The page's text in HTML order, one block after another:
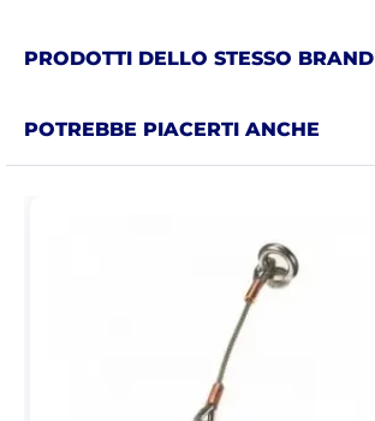
PRODOTTI DELLO STESSO BRAND
POTREBBE PIACERTI ANCHE